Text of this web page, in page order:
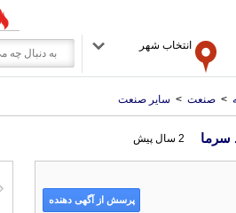
انتخاب شهر
> صنعت > سایر صنعت
سرما 2 سال پیش
پرسش از آگهی دهنده